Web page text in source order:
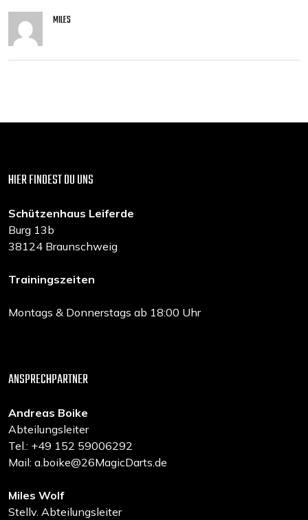
MILES
HIER FINDEST DU UNS
Schützenhaus Leiferde
Burg 13b
38124 Braunschweig
Trainingszeiten
Montags & Donnerstags ab 18:00 Uhr
ANSPRECHPARTNER
Andreas Boike
Abteilungsleiter
Tel.: +49 152 59006292
Mail: a.boike@26MagicDarts.de
Miles Wolf
Stellv. Abteilungsleiter